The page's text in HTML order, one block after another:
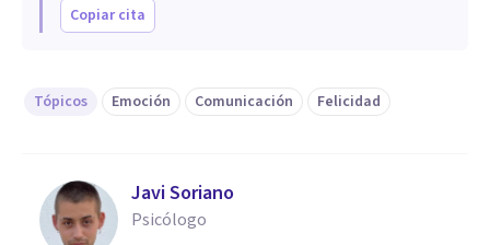
Copiar cita
Tópicos Emoción Comunicación Felicidad
Javi Soriano
Psicólogo